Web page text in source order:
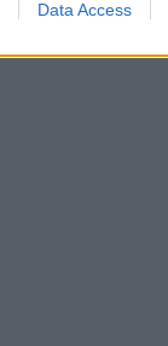
Data Access